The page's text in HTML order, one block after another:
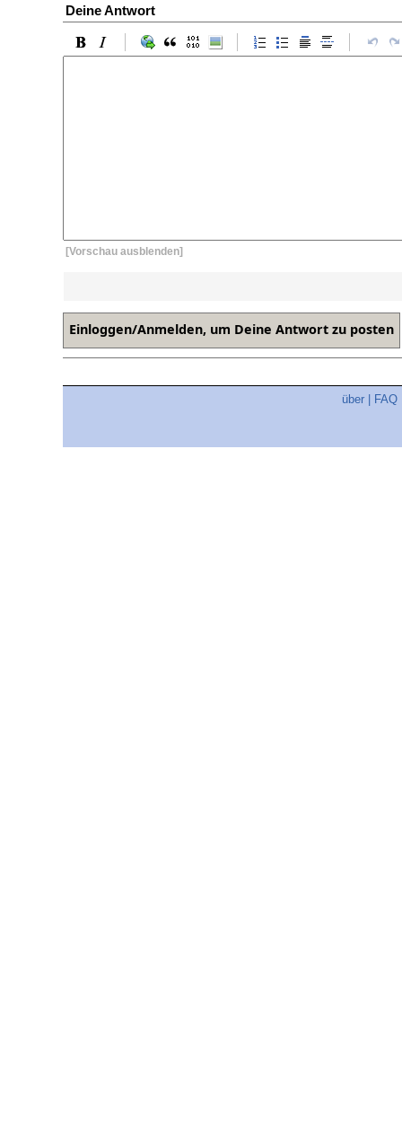
Deine Antwort
[Vorschau ausblenden]
über FAQ